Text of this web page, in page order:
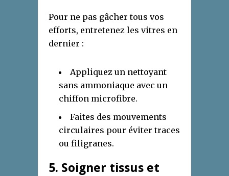
Pour ne pas gâcher tous vos
efforts, entretenez les vitres en
dernier :
Appliquez un nettoyant
sans ammoniaque avec un
chiffon microfibre.
Faites des mouvements
circulaires pour éviter traces
ou filigranes.
5. Soigner tissus et